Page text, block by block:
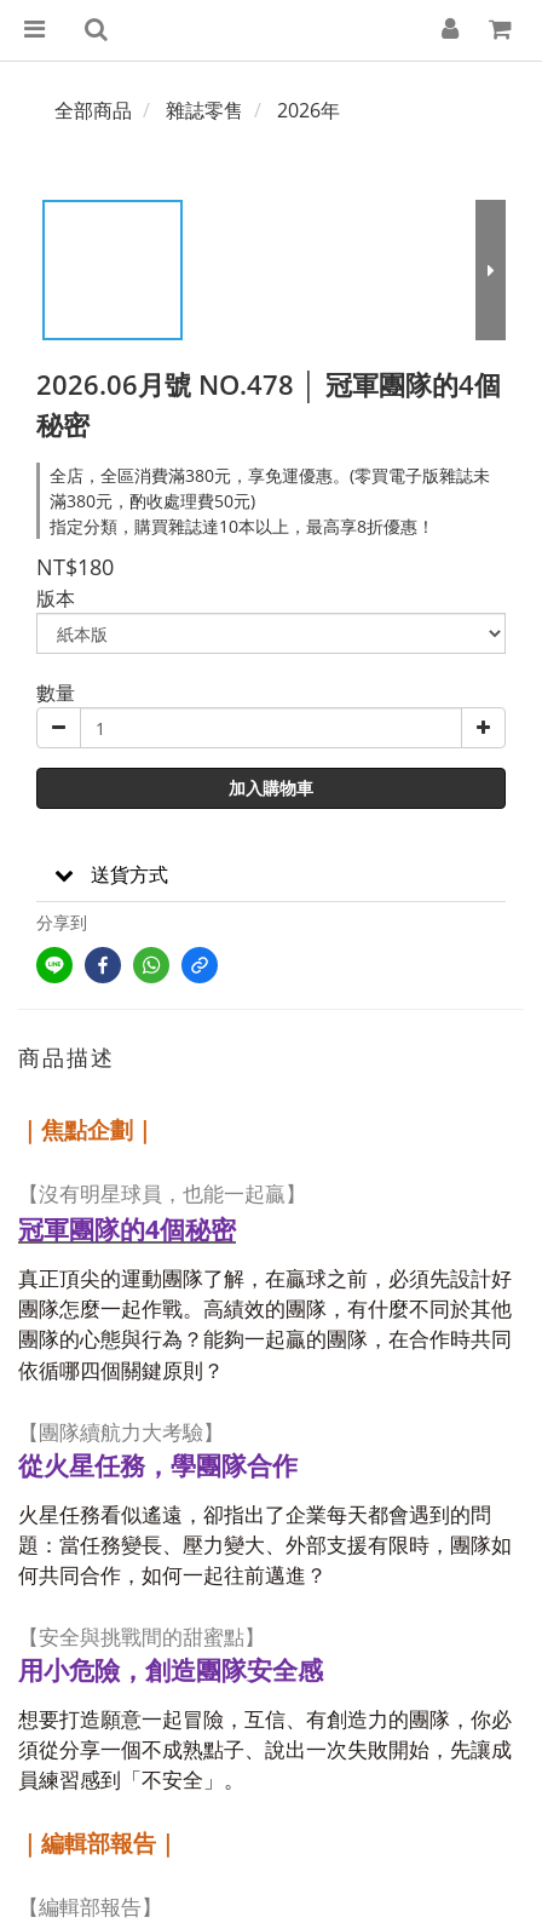
全部商品 雜誌零售 2026年
2026.06月號 NO.478 │ 冠軍團隊的4個
秘密
全店，全區消費滿380元，享免運優惠。(零買電子版雜誌未
滿380元，酌收處理費50元)
指定分類，購買雜誌達10本以上，最高享8折優惠！
NT$180
版本
數量
加入購物車
送貨方式
分享到
商品描述
｜焦點企劃｜
【沒有明星球員，也能一起贏】
冠軍團隊的4個秘密
真正頂尖的運動團隊了解，在贏球之前，必須先設計好
團隊怎麼一起作戰。高績效的團隊，有什麼不同於其他
團隊的心態與行為？能夠一起贏的團隊，在合作時共同
依循哪四個關鍵原則？
【團隊續航力大考驗】
從火星任務，學團隊合作
火星任務看似遙遠，卻指出了企業每天都會遇到的問
題：當任務變長、壓力變大、外部支援有限時，團隊如
何共同合作，如何一起往前邁進？
【安全與挑戰間的甜蜜點】
用小危險，創造團隊安全感
想要打造願意一起冒險，互信、有創造力的團隊，你必
須從分享一個不成熟點子、說出一次失敗開始，先讓成
員練習感到「不安全」。
｜編輯部報告｜
【編輯部報告】